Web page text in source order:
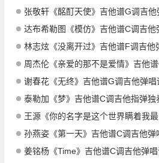
张敬轩《酩酊天使》吉他谱G调吉他
达布希勒图《模仿》吉他谱C调吉他
林志炫《没离开过》吉他谱F调吉他
周杰伦《亲爱的那不是爱情》吉他
谢春花《无终》吉他谱G调吉他弹唱
泰勒加《梦》吉他谱C调吉他指弹独
王源《你的名字是这个世界瞒着我最大的
孙燕姿《第一天》吉他谱C调吉他弹
姜铭杨《Time》吉他谱C调吉他弹